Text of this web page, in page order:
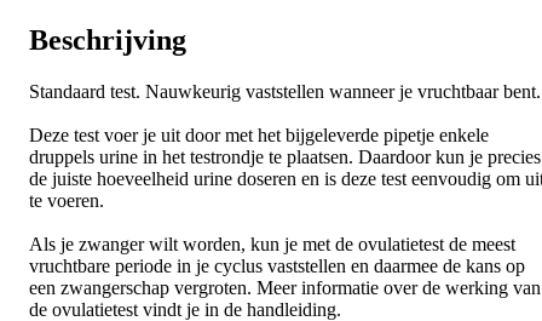
Beschrijving
Standaard test. Nauwkeurig vaststellen wanneer je vruchtbaar bent.
Deze test voer je uit door met het bijgeleverde pipetje enkele
druppels urine in het testrondje te plaatsen. Daardoor kun je precies
de juiste hoeveelheid urine doseren en is deze test eenvoudig om
te voeren.
Als je zwanger wilt worden, kun je met de ovulatietest de meest
vruchtbare periode in je cyclus vaststellen en daarmee de kans op
een zwangerschap vergroten. Meer informatie over de werking van
de ovulatietest vindt je in de handleiding.